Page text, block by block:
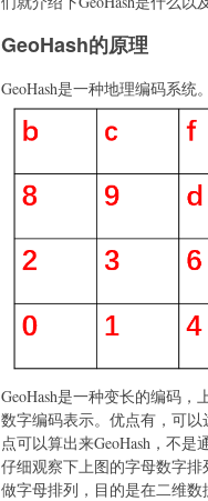
GeoHash的原理
GeoHash是一种地理编码系统。
GeoHash是一种变长的编码
数字编码表示。优点有，可
点可以算出来GeoHash，不
仔细观察下上图的字母数字排
做字母排列，目的是在二维数